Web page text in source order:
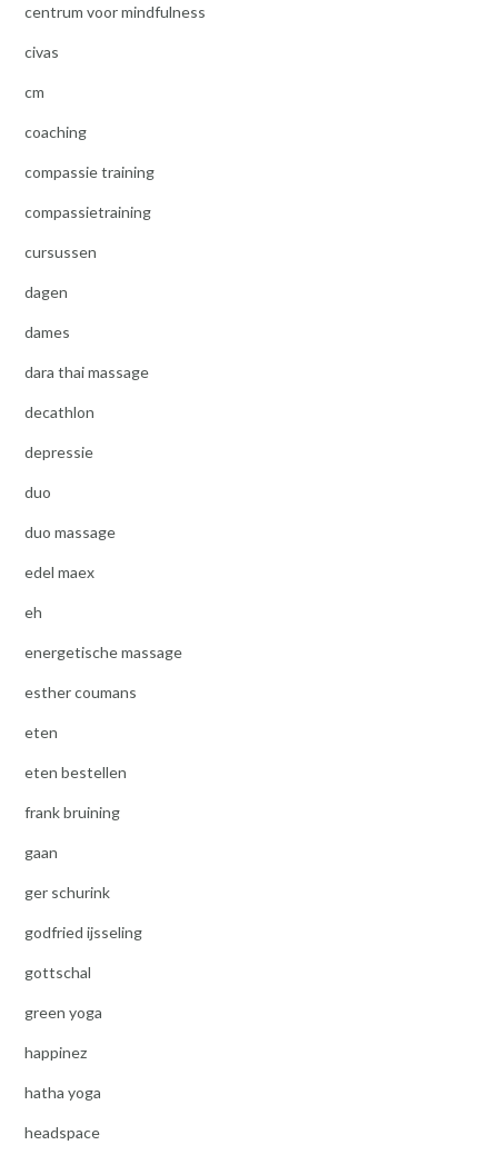
centrum voor mindfulness
civas
cm
coaching
compassie training
compassietraining
cursussen
dagen
dames
dara thai massage
decathlon
depressie
duo
duo massage
edel maex
eh
energetische massage
esther coumans
eten
eten bestellen
frank bruining
gaan
ger schurink
godfried ijsseling
gottschal
green yoga
happinez
hatha yoga
headspace